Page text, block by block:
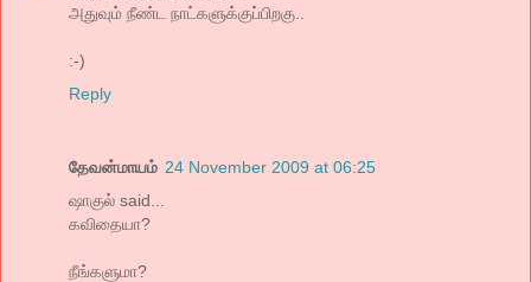
அதுவும் நீண்ட நாட்களுக்குப்பிறகு..
:-)
Reply
தேவன்மாயம் 24 November 2009 at 06:25
ஷாகுல் said...
கவிதையா?
நீங்களுமா?